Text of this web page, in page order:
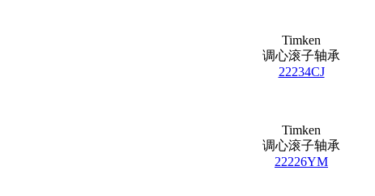
Timken
调心滚子轴承
22234CJ
Timken
调心滚子轴承
22226YM